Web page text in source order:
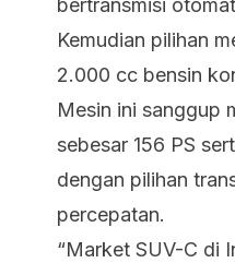
bertransmisi
Kemudian pilihan
2.000 cc bensin
Mesin ini sanggup
sebesar 156 PS
dengan pilihan
percepatan.
“Market SUV-C di